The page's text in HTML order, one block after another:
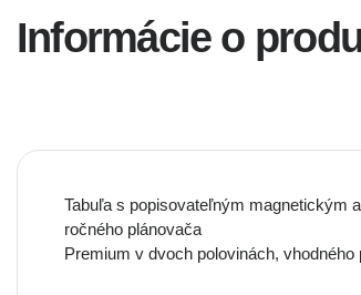
Informácie o
Tabuľa s popisovateľným magnetickým
ročného plánovača
Premium v dvoch polovinách, vhodného